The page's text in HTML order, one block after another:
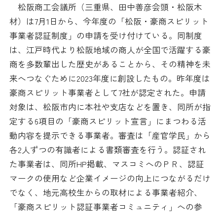
検定試験
ビジネス交流
海外ビジネス・貿易証明
情報提供・広報
その他サービス
調査・研究
日本商工会議所とは
組織概要
役員紹介
日商のあゆみ
委員会・専門委員会
青年部・女性会
日商創立100周年宣言
情報公開
松阪商工会議所（三重県、田中善彦会頭・松阪木
材）は7月1日から、今年度の「松阪・豪商スピリット
事業者認証制度」の申請を受け付けている。同制度
は、江戸時代より松阪地域の商人が全国で活躍する豪
商を多数輩出した歴史があることから、その精神を未
来へつなぐために2023年度に創設したもの。昨年度は
豪商スピリット事業者として7社が認定された。申請
対象は、松阪市内に本社や支店などを置き、同所が指
定する6項目の「豪商スピリット宣言」にまつわる活
動内容を提示できる事業者。審査は「産官学民」から
各2人ずつの有識者による書類審査を行う。認証され
た事業者は、同所HP掲載、マスコミへのＰＲ、認証
マークの使用など企業イメージの向上につながるだけ
でなく、地元高校生からの取材による事業者紹介、
「豪商スピリット認証事業者コミュニティ」への参